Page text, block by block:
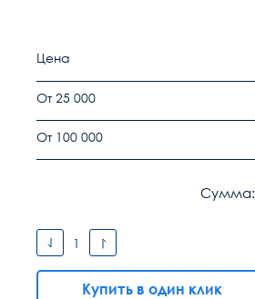
Цена
От 25 000
От 100 000
Сумма:
Купить в один клик